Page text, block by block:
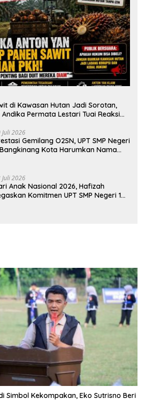
di Kawasan Hutan Jadi Sorotan,
Permata Lestari Tuai Reaksi
Juli 2026
Gemilang O2SN, UPT SMP Negeri
Kota Harumkan Nama
Juli 2026
Anak Nasional 2026, Hafizah
Komitmen UPT SMP Negeri 1
Simbol Kekompakan, Eko Sutrisno Beri